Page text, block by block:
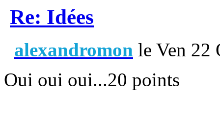
Re: Idées
alexandromon le Ven 22
Oui oui oui...20 points